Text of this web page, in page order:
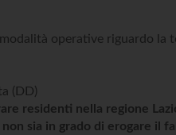
operative riguardo la
(DD)
residenti nella regione
sia in grado di erogare il